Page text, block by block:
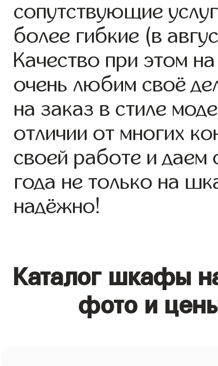
сопутствующие
более гибкие (в
Качество при этом
очень любим своё
на заказ в стиле
отличии от многих
своей работе и
года не только на
надёжно!
Каталог шкафы
фото и